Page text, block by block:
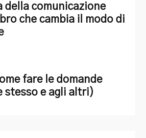
della comunicazione
che cambia il modo di
fare le domande
stesso e agli altri)